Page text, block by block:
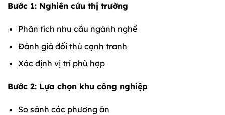
Bước 1: Nghiên cứu thị trường
Phân tích nhu cầu ngành nghề
Đánh giá đối thủ cạnh tranh
Xác định vị trí phù hợp
Bước 2: Lựa chọn khu công nghiệp
So sánh các phương án